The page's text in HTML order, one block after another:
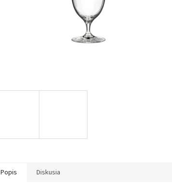
Popis Diskusia